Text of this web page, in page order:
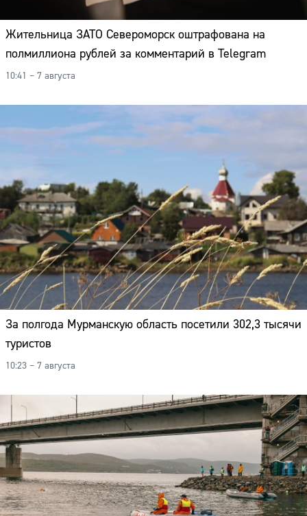
Жительница ЗАТО Североморск оштрафована на
полмиллиона рублей за комментарий в Telegram
10:41 – 7 августа
За полгода Мурманскую область посетили 302,3 тысячи
туристов
10:23 – 7 августа